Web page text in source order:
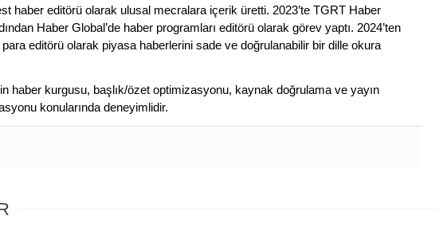
haber editörü olarak ulusal mecralara içerik üretti. 2023’te TGRT Haber
Haber Global’de haber programları editörü olarak görev yaptı. 2024’ten
para editörü olarak piyasa haberlerini sade ve doğrulanabilir bir dille okura
haber kurgusu, başlık/özet optimizasyonu, kaynak doğrulama ve yayın
konularında deneyimlidir.